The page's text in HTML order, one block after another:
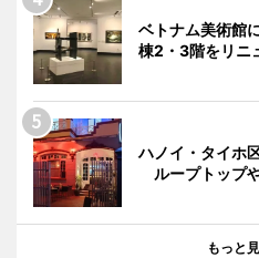
ベトナム美術館
棟2・3階をリニ
ハノイ・タイホ
ループトップ
もっと